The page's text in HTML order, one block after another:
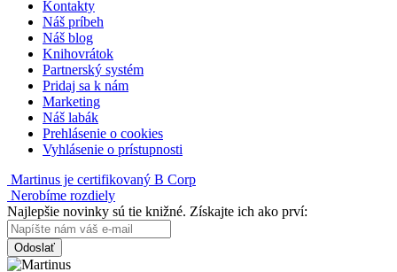
Kontakty
Náš príbeh
Náš blog
Knihovrátok
Partnerský systém
Pridaj sa k nám
Marketing
Náš labák
Prehlásenie o cookies
Vyhlásenie o prístupnosti
Martinus je certifikovaný B Corp
Nerobíme rozdiely
Najlepšie novinky sú tie knižné. Získajte ich ako prví:
Odoslať